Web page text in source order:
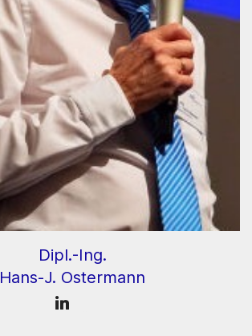
Dipl.-Ing.
Hans-J. Ostermann